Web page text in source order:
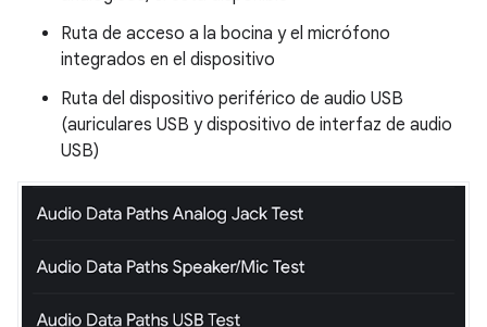
Ruta de acceso a la bocina y el micrófono
integrados en el dispositivo
Ruta del dispositivo periférico de audio USB
(auriculares USB y dispositivo de interfaz de audio
USB)